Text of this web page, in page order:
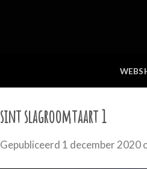
sint slagroomtaart 1
Gepubliceerd 1 december 2020